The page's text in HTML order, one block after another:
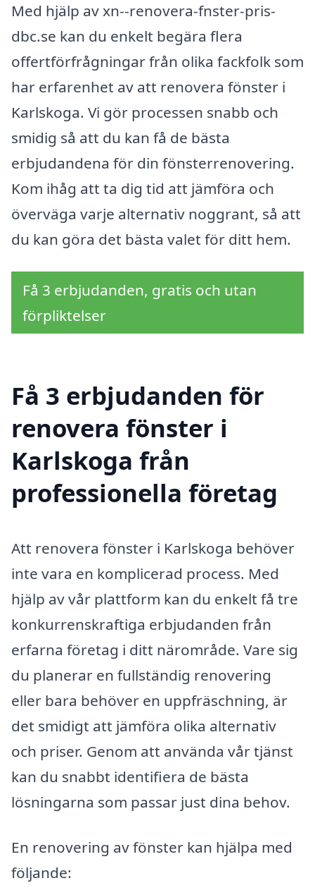
Med hjälp av xn--renovera-fnster-pris-
dbc.se kan du enkelt begära flera
offertförfrågningar från olika fackfolk som
har erfarenhet av att renovera fönster i
Karlskoga. Vi gör processen snabb och
smidig så att du kan få de bästa
erbjudandena för din fönsterrenovering.
Kom ihåg att ta dig tid att jämföra och
överväga varje alternativ noggrant, så att
du kan göra det bästa valet för ditt hem.
Få 3 erbjudanden, gratis och utan
förpliktelser
Få 3 erbjudanden för
renovera fönster i
Karlskoga från
professionella företag
Att renovera fönster i Karlskoga behöver
inte vara en komplicerad process. Med
hjälp av vår plattform kan du enkelt få tre
konkurrenskraftiga erbjudanden från
erfarna företag i ditt närområde. Vare sig
du planerar en fullständig renovering
eller bara behöver en uppfräschning, är
det smidigt att jämföra olika alternativ
och priser. Genom att använda vår tjänst
kan du snabbt identifiera de bästa
lösningarna som passar just dina behov.
En renovering av fönster kan hjälpa med
följande: